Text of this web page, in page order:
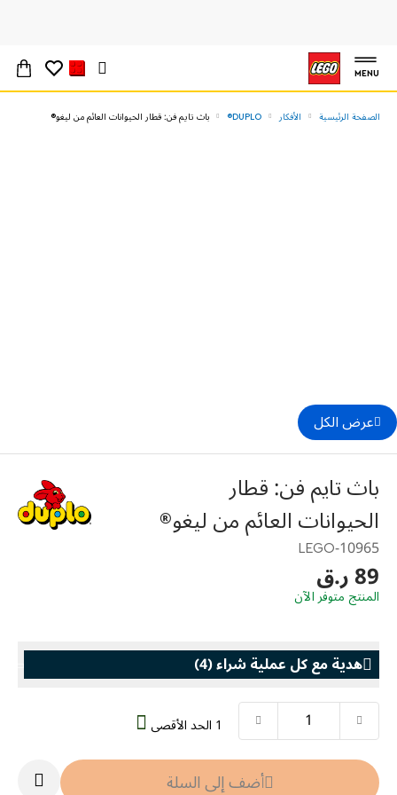
MENU
الصفحة الرئيسية الأفكار DUPLO® باث تايم فن: قطار الحيوانات العائم من ليغو®
عرض الكل
باث تايم فن: قطار
الحيوانات العائم من ليغو®
10965-LEGO
89 ر.ق
المنتج متوفر الآن
هدية مع كل عملية شراء(
4
)
هدية مع كل عملية شراء
LEGO® Koenigsegg Sadair's Spear
Steering Wheelأضف إلى السلة